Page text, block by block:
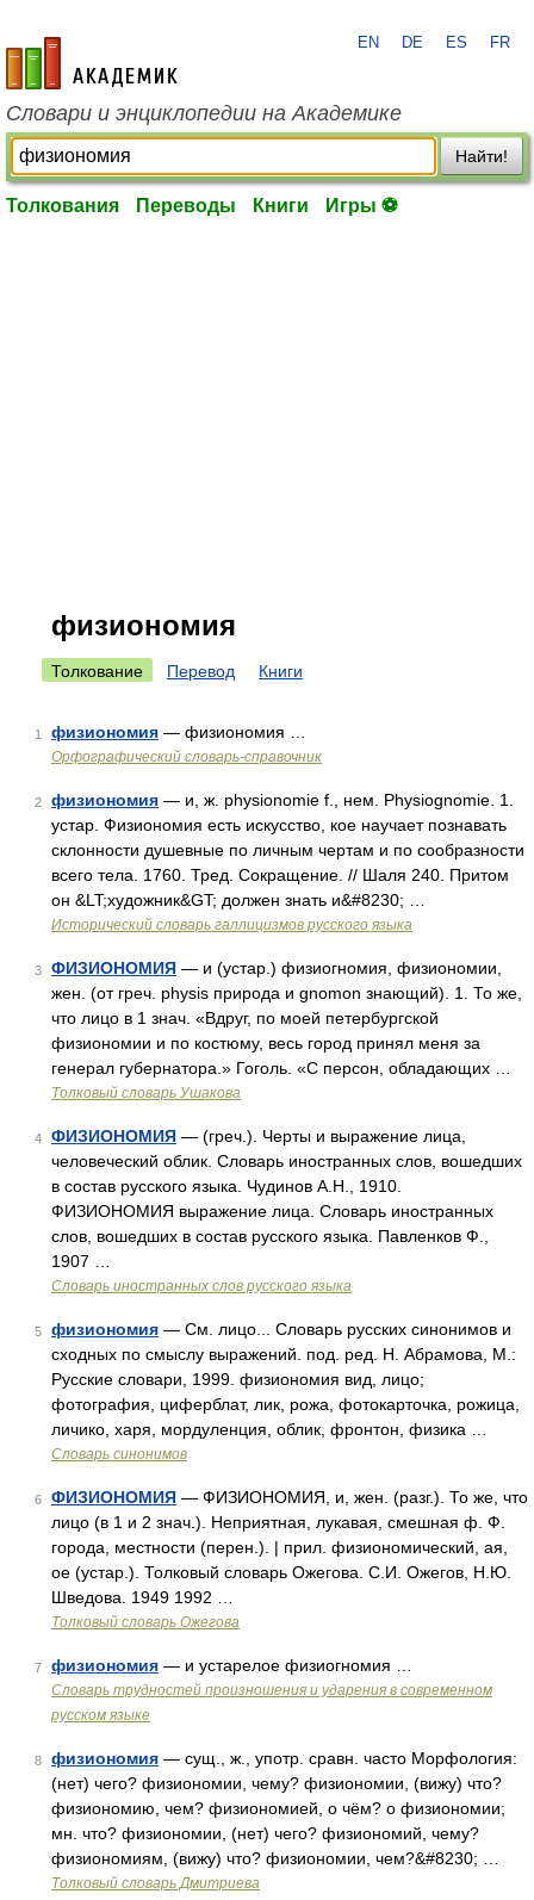
academic.ru
EN DE ES FR
Словари и энциклопедии на Академике
Найти!
Толкования Переводы Книги Игры ⚽
физиономия
Толкование Перевод Книги
1 физиономия — физиономия …
Орфографический словарь-справочник
2 физиономия — и, ж. physionomie f., нем. Physiognomie. 1.
устар. Физиономия есть искусство, кое научает познавать
склонности душевные по личным чертам и по сообразности
всего тела. 1760. Тред. Сокращение. // Шаля 240. Притом
он &LT;художник&GT; должен знать и&#8230; …
Исторический словарь галлицизмов русского языка
3 ФИЗИОНОМИЯ — и (устар.) физиогномия, физиономии,
жен. (от греч. physis природа и gnomon знающий). 1. То же,
что лицо в 1 знач. «Вдруг, по моей петербургской
физиономии и по костюму, весь город принял меня за
генерал губернатора.» Гоголь. «С персон, обладающих …
Толковый словарь Ушакова
4 ФИЗИОНОМИЯ — (греч.). Черты и выражение лица,
человеческий облик. Словарь иностранных слов, вошедших
в состав русского языка. Чудинов А.Н., 1910.
ФИЗИОНОМИЯ выражение лица. Словарь иностранных
слов, вошедших в состав русского языка. Павленков Ф.,
1907 …
Словарь иностранных слов русского языка
5 физиономия — См. лицо... Словарь русских синонимов и
сходных по смыслу выражений. под. ред. Н. Абрамова, М.:
Русские словари, 1999. физиономия вид, лицо;
фотография, циферблат, лик, рожа, фотокарточка, рожица,
личико, харя, мордуленция, облик, фронтон, физика …
Словарь синонимов
6 ФИЗИОНОМИЯ — ФИЗИОНОМИЯ, и, жен. (разг.). То же, что
лицо (в 1 и 2 знач.). Неприятная, лукавая, смешная ф. Ф.
города, местности (перен.). | прил. физиономический, ая,
ое (устар.). Толковый словарь Ожегова. С.И. Ожегов, Н.Ю.
Шведова. 1949 1992 …
Толковый словарь Ожегова
7 физиономия — и устарелое физиогномия …
Словарь трудностей произношения и ударения в современном
русском языке
8 физиономия — сущ., ж., употр. сравн. часто Морфология:
(нет) чего? физиономии, чему? физиономии, (вижу) что?
физиономию, чем? физиономией, о чём? о физиономии;
мн. что? физиономии, (нет) чего? физиономий, чему?
физиономиям, (вижу) что? физиономии, чем?&#8230; …
Толковый словарь Дмитриева